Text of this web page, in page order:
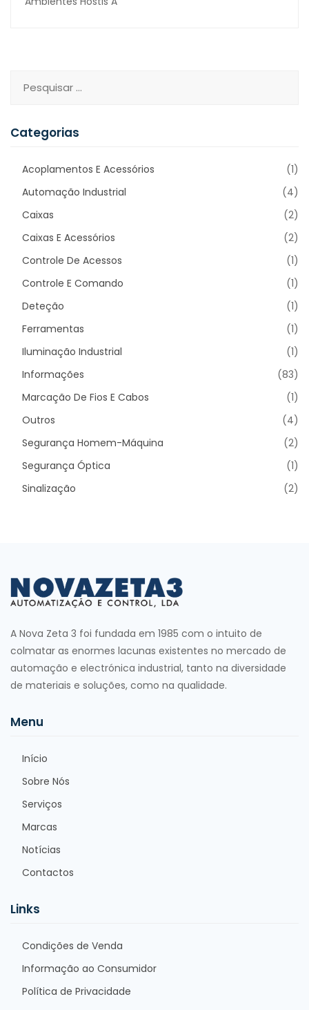
Categorias
Acoplamentos E Acessórios
(1)
Automação Industrial
(4)
Caixas
(2)
Caixas E Acessórios
(2)
Controle De Acessos
(1)
Controle E Comando
(1)
Deteção
(1)
Ferramentas
(1)
Iluminação Industrial
(1)
Informações
(83)
Marcação De Fios E Cabos
(1)
Outros
(4)
Segurança Homem-Máquina
(2)
Segurança Óptica
(1)
Sinalização
(2)
A Nova Zeta 3 foi fundada em 1985 com o intuito de
colmatar as enormes lacunas existentes no mercado de
automação e electrónica industrial, tanto na diversidade
de materiais e soluções, como na qualidade.
Menu
Início
Sobre Nós
Serviços
Marcas
Notícias
Contactos
Links
Condições de Venda
Informação ao Consumidor
Política de Privacidade